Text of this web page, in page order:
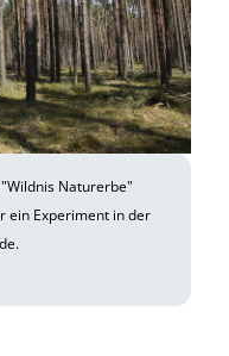
Naturerbe"
ein Experiment in der